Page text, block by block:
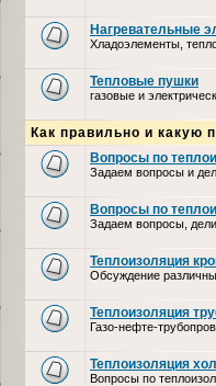
Нагревательные
Хладоэлементы,
Тепловые пушки
газовые и
Как правильно и какую
Вопросы по
Задаем вопросы и
Вопросы по
Задаем вопросы,
Теплоизоляция
Обсуждение
Теплоизоляция
Газо-нефте-
Теплоизоляция
Вопросы по